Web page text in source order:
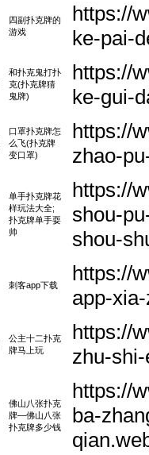
四副扑克牌的
游戏
https://
ke-pai-
和扑克鬼打扑
克(扑克牌猜
鬼牌)
https://
ke-gui-
口罩扑克牌怎
么飞(扑克牌
变口罩)
https://
zhao-
单手扑克牌花
样玩法大全;
扑克牌单手耍
帅
https://
shou-
shou-
刺客app下载
https://
app-
公主十二扑克
牌马上玩
https://
zhu-
佛山八张扑克
牌—佛山八张
扑克牌多少钱
https://
ba-